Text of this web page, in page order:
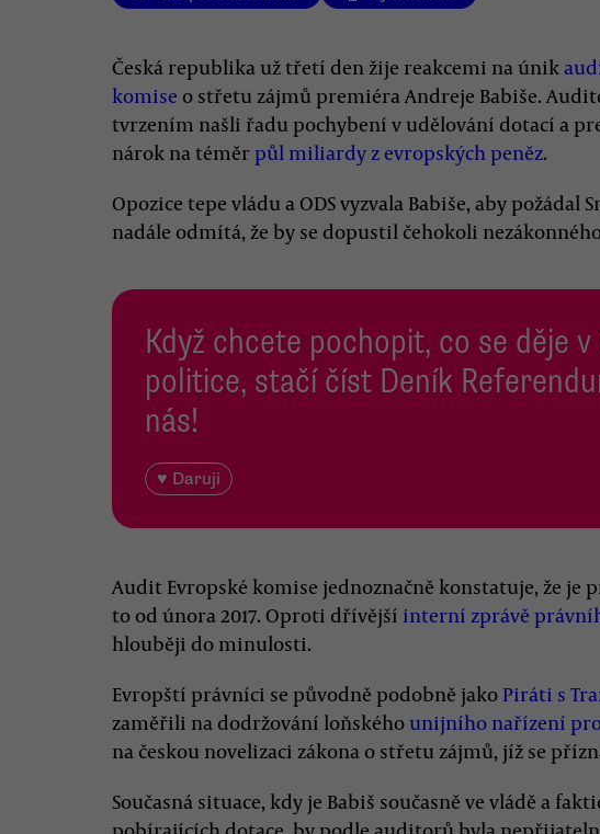
Česká republika už třetí den žije reakcemi na únik
komise o střetu zájmů premiéra Andreje Babiše.
tvrzením našli řadu pochybení v udělování dotací a
nárok na téměr půl miliardy z evropských peněz.
Opozice tepe vládu a ODS vyzvala Babiše, aby požádal
nadále odmítá, že by se dopustil čehokoli
Když chcete pochopit, co se děje
politice, stačí číst Deník
nás!
♥ Daruji
Audit Evropské komise jednoznačně konstatuje, že je
to od února 2017. Oproti dřívější interní zprávě
hlouběji do minulosti.
Evropští právníci se původně podobně jako Piráti s
zaměřili na dodržování loňskéhounijního nařízení
na českou novelizaci zákona o střetu zájmů, jíž se
Současná situace, kdy je Babiš současně ve vládě a